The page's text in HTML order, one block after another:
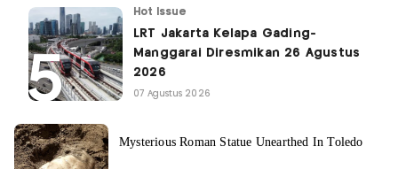
Hot Issue
LRT Jakarta Kelapa Gading-
Manggarai Diresmikan 26 Agustus
2026
07 Agustus 2026